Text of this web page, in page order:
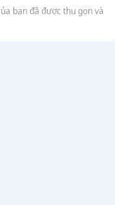
bạn đã được thu gọn và